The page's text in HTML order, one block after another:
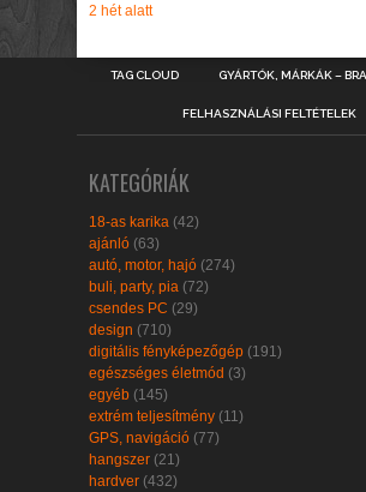
2 hét alatt
TAG CLOUD GYÁRTÓK, MÁRKÁK –
FELHASZNÁLÁSI FELTÉTELEK
KATEGÓRIÁK
18-as karika (42)
ajánló (63)
autó, motor, hajó (274)
buli, party, pia (72)
csendes PC (29)
design (710)
digitális fényképezőgép (191)
egészséges életmód (3)
egyéb (145)
extrém teljesítmény (11)
GPS, navigáció (77)
hangszer (21)
hardver (432)